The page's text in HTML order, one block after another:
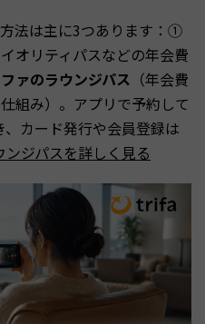
法は主に3つあります：①
オリティパスなどの年会費
ァのラウンジパス （年会費
組み）。アプリで予約して
カード発行や会員登録は
ンジパスを詳しく見る